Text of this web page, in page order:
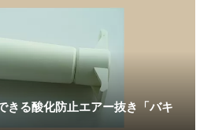
きる酸化防止エアー抜き「バキ